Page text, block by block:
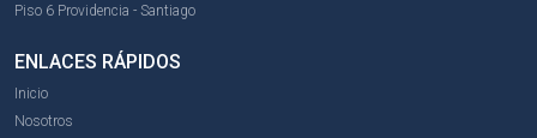
Piso 6 Providencia - Santiago
ENLACES RÁPIDOS
Inicio
Nosotros